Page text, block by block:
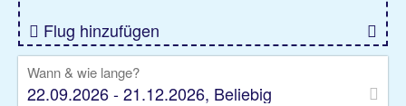
Flug hinzufügen
Wann & wie lange?
22.09.2026 - 21.12.2026, Beliebig